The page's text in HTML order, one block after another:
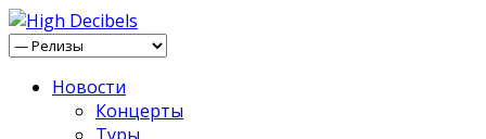
Новости
Концерты